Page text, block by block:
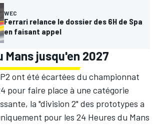
WEC
Ferrari relance le dossier des 6H de Spa
en faisant appel
Mans jusqu'en 2027
ont été écartées du championnat
pour faire place à une catégorie
la "division 2" des prototypes a
pour les 24 Heures du Mans